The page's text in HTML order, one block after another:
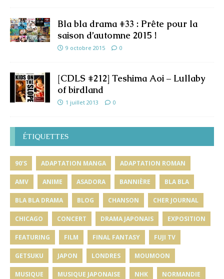
Bla bla drama #33 : Prête pour la
saison d’automne 2015 !
9 octobre 2015 0
[CDLS #212] Teshima Aoi – Lullaby
of birdland
1 juillet 2013 0
ÉTIQUETTES
90'S ADAPTATION MANGA ADAPTATION ROMAN
AMV ANIME ASADORA BANNIÈRE BLA BLA
BLA BLA DRAMA BLOG CHANSON CHER JOURNAL
CHICAGO CONCERT DRAMA JAPONAIS EXPOSITION
FEATURING FILM FINAL FANTASY FUJI TV
GETSUKU JAPON LONDRES MOUMOON
MUSIQUE MUSIQUE JAPONAISE NHK NORMANDIE